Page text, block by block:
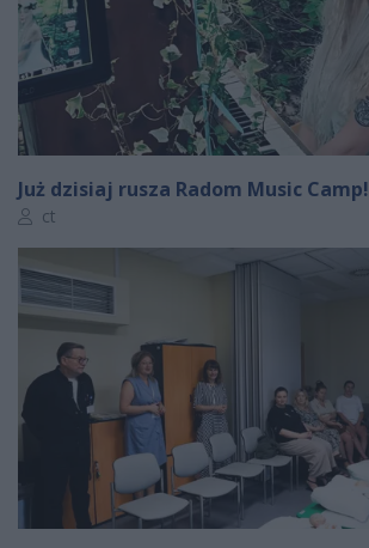
Już dzisiaj rusza Radom Music Camp!
Autor artykułu:
ct